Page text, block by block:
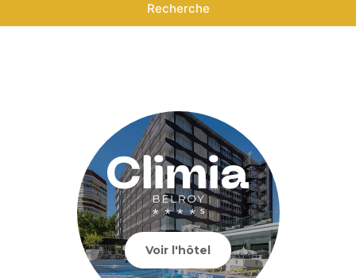
Recherche
Voir l'hôtel